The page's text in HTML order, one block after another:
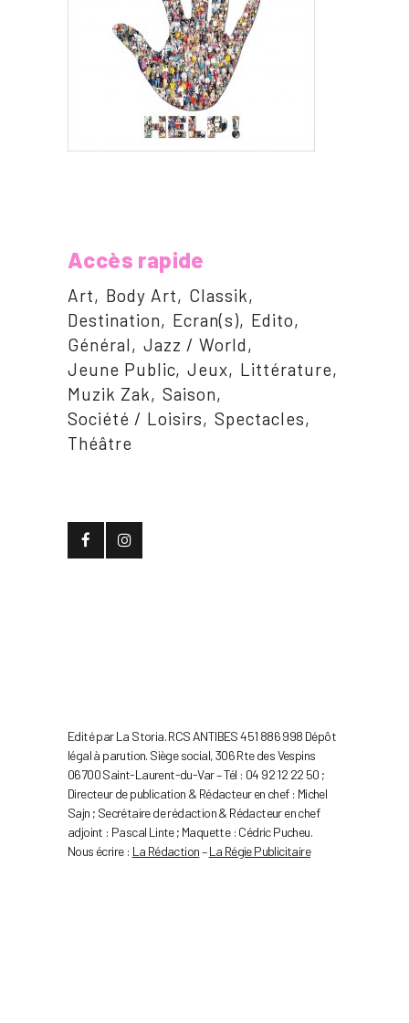
Accès rapide
Art Body Art
Classik
Destination
Ecran(s)
Edito
Général
Jazz / World
Jeune Public Jeux
Littérature
Muzik Zak
Saison
Société / Loisirs
Spectacles
Théâtre
Edité par La Storia. RCS ANTIBES 451 886 998 Dépôt
légal à parution. Siège social, 306 Rte des Vespins
06700 Saint-Laurent-du-Var – Tél : 04 92 12 22 50 ;
Directeur de publication & Rédacteur en chef : Michel
Sajn ; Secrétaire de rédaction & Rédacteur en chef
adjoint : Pascal Linte ; Maquette : Cédric Pucheu.
Nous écrire : La Rédaction–La Régie Publicitaire